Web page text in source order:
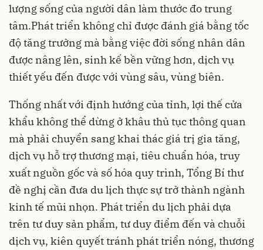
lượng sống của người dân làm thước đo trung
tâm.Phát triển không chỉ được đánh giá bằng tốc
độ tăng trưởng mà bằng việc đời sống nhân dân
được nâng lên, sinh kế bền vững hơn, dịch vụ
thiết yếu đến được với vùng sâu, vùng biên.
Thống nhất với định hướng của tỉnh, lợi thế cửa
khẩu không thể dừng ở khâu thủ tục thông quan
mà phải chuyển sang khai thác giá trị gia tăng,
dịch vụ hỗ trợ thương mại, tiêu chuẩn hóa, truy
xuất nguồn gốc và số hóa quy trình, Tổng Bí thư
đề nghị cần đưa du lịch thực sự trở thành ngành
kinh tế mũi nhọn. Phát triển du lịch phải dựa
trên tư duy sản phẩm, tư duy điểm đến và chuỗi
dịch vụ, kiên quyết tránh phát triển nóng, thương